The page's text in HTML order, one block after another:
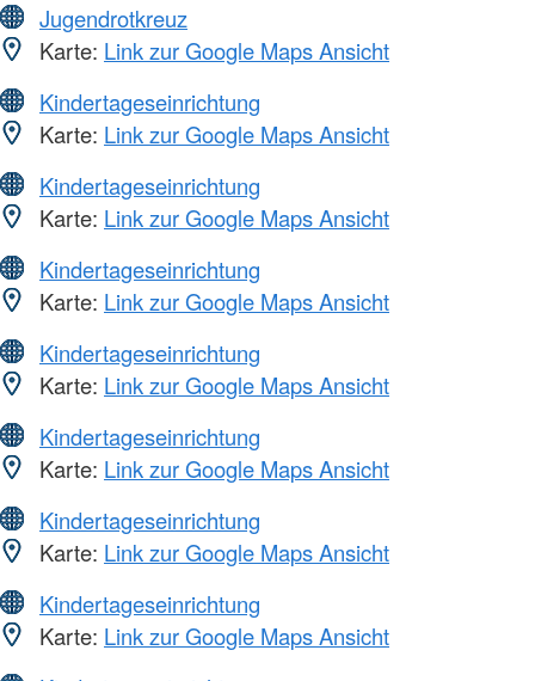
Jugendrotkreuz
Karte: Link zur Google Maps Ansicht
Kindertageseinrichtung
Karte: Link zur Google Maps Ansicht
Kindertageseinrichtung
Karte: Link zur Google Maps Ansicht
Kindertageseinrichtung
Karte: Link zur Google Maps Ansicht
Kindertageseinrichtung
Karte: Link zur Google Maps Ansicht
Kindertageseinrichtung
Karte: Link zur Google Maps Ansicht
Kindertageseinrichtung
Karte: Link zur Google Maps Ansicht
Kindertageseinrichtung
Karte: Link zur Google Maps Ansicht